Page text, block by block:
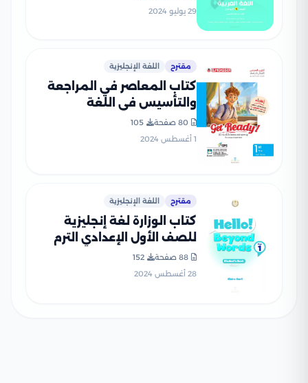
29 يوليو 2024
مقترح اللغة الإنجليزية
كتاب المعاصر في المراجعة
والتأسيس في اللغة
الإنجليزية لأولى إعدادي
بصيغة PDF
80 صفحة
105
1 أغسطس 2024
مقترح اللغة الإنجليزية
كتاب الوزارة لغة إنجليزية
للصف الأول الإعدادي الترم
الأول 2025 بصيغة PDF
88 صفحة
152
28 أغسطس 2024